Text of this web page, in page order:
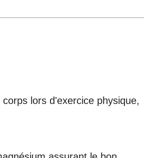
lors d'exercice physique,